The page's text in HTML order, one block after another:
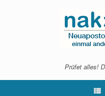
Prüfet alles!